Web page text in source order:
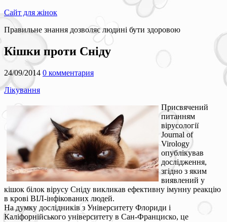
Сайт для жінок
Правильне знання дозволяє людині бути здоровою
Кішки проти Сніду
24/09/2014 0 комментария
Лікування
Присвячений
питанням
вірусології
Journal of
Virology
опублікував
дослідження,
згідно з яким
виявлений у
кішок білок вірусу Сніду викликав ефективну імунну реакцію
в крові ВІЛ-інфікованих людей.
На думку дослідників з Університету Флориди і
Каліфорнійського університету в Сан-Франциско, це